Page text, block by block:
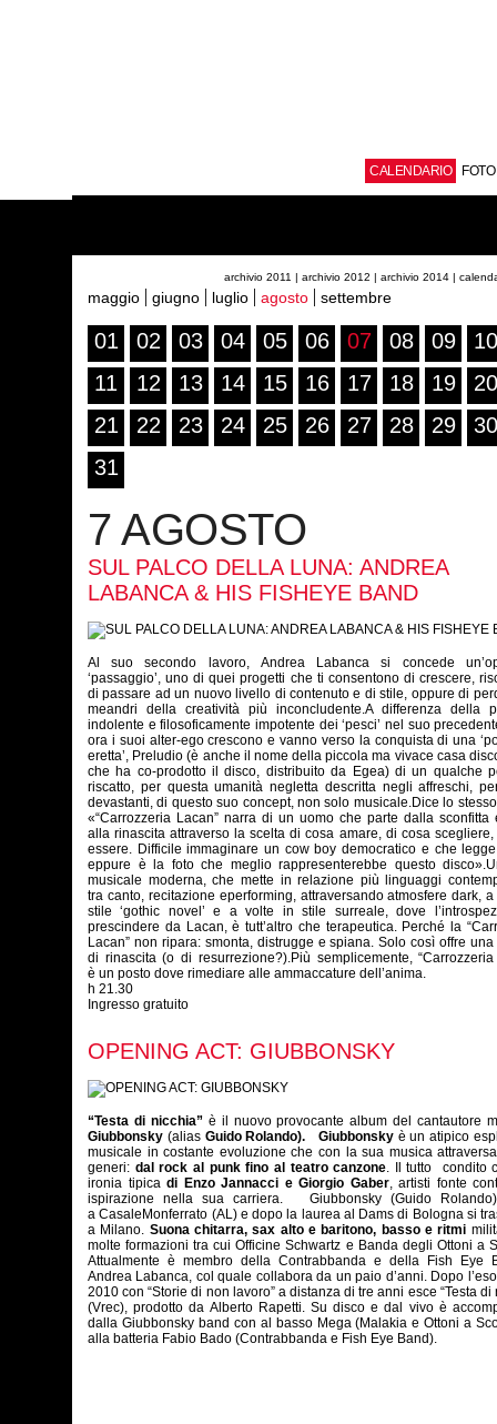
CALENDARIO FOTO
archivio 2011 | archivio 2012 | archivio 2014 |
maggio giugno luglio agosto settembre
01 02 03 04 05 06 07 08 09
10
11
12 13 14 15 16 17 18 19
20
21
22 23 24 25 26 27 28 29
30
31
7 AGOSTO
SUL PALCO DELLA LUNA: ANDREA
LABANCA & HIS FISHEYE BAND
Al suo secondo lavoro, Andrea Labanca si concede
‘passaggio’, uno di quei progetti che ti consentono di crescere,
di passare ad un nuovo livello di contenuto e di stile, oppure di
meandri della creatività più inconcludente.A differenza della
indolente e filosoficamente impotente dei ‘pesci’ nel suo
ora i suoi alter-ego crescono e vanno verso la conquista di una
eretta’, Preludio (è anche il nome della piccola ma vivace casa
che ha co-prodotto il disco, distribuito da Egea) di un qualche
riscatto, per questa umanità negletta descritta negli affreschi,
devastanti, di questo suo concept, non solo musicale.Dice lo
«“Carrozzeria Lacan” narra di un uomo che parte dalla sconfitta
alla rinascita attraverso la scelta di cosa amare, di cosa
essere. Difficile immaginare un cow boy democratico e che
eppure è la foto che meglio rappresenterebbe questo
musicale moderna, che mette in relazione più linguaggi
tra canto, recitazione eperforming, attraversando atmosfere dark,
stile ‘gothic novel’ e a volte in stile surreale, dove
prescindere da Lacan, è tutt’altro che terapeutica. Perché la
Lacan” non ripara: smonta, distrugge e spiana. Solo così offre
di rinascita (o di resurrezione?).Più semplicemente, “Carrozzeria
è un posto dove rimediare alle ammaccature dell’anima.
h 21.30
Ingresso gratuito
OPENING ACT: GIUBBONSKY
“Testa di nicchia”è il nuovo provocante album del cantautore
Giubbonsky (alias Guido Rolando). Giubbonskyè un atipico
musicale in costante evoluzione che con la sua musica
generi: dal rock al punk fino al teatro canzone. Il tutto condito
ironia tipicadi Enzo Jannacci e Giorgio Gaber, artisti fonte
ispirazione nella sua carriera. Giubbonsky (Guido
a CasaleMonferrato (AL) e dopo la laurea al Dams di Bologna si
a Milano. Suona chitarra, sax alto e baritono, basso e ritmi
molte formazioni tra cui Officine Schwartz e Banda degli Ottoni a
Attualmente è membro della Contrabbanda e della Fish Eye
Andrea Labanca, col quale collabora da un paio d’anni. Dopo
2010 con “Storie di non lavoro” a distanza di tre anni esce “Testa di
(Vrec), prodotto da Alberto Rapetti. Su disco e dal vivo è
dalla Giubbonsky band con al basso Mega (Malakia e Ottoni a
alla batteria Fabio Bado (Contrabbanda e Fish Eye Band).